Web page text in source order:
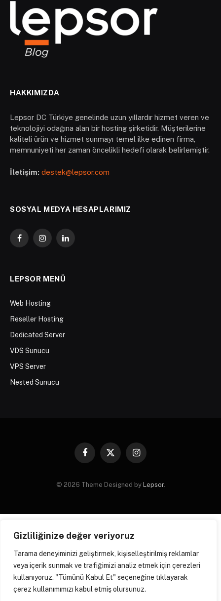
Gizliliğinize değer veriyoruz
Tarama deneyiminizi geliştirmek, kişiselleştirilmiş reklamlar
veya içerik sunmak ve trafiğimizi analiz etmek için çerezleri
kullanıyoruz. "Tümünü Kabul Et" seçeneğine tıklayarak
çerez kullanımımızı kabul etmiş olursunuz.
HAKKIMIZDA
Lepsor DC Türkiye genelinde uzun yıllardır hizmet veren ve
teknolojiyi odağına alan bir hosting şirketidir. Müşterilerine
kaliteli ürün ve hizmet sunmayı temel ilke edinen firma,
memnuniyeti her zaman öncelikli hedefi olarak belirlemiştir.
İletişim: destek@lepsor.com
SOSYAL MEDYA HESAPLARIMIZ
FacebookInstagramLinkedIn
LEPSOR MENÜ
Web Hosting
Reseller Hosting
Dedicated Server
VDS Sunucu
VPS Server
Nested Sunucu
Facebook
X
Instagram
© 2026 Theme Designed by Lepsor.